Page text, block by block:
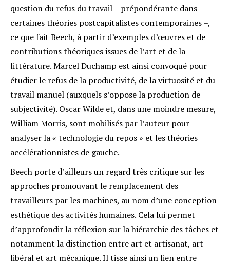
question du refus du travail – prépondérante dans
certaines théories postcapitalistes contemporaines –,
ce que fait Beech, à partir d’exemples d’œuvres et de
contributions théoriques issues de l’art et de la
littérature. Marcel Duchamp est ainsi convoqué pour
étudier le refus de la productivité, de la virtuosité et du
travail manuel (auxquels s’oppose la production de
subjectivité). Oscar Wilde et, dans une moindre mesure,
William Morris, sont mobilisés par l’auteur pour
analyser la « technologie du repos » et les théories
accélérationnistes de gauche.
Beech porte d’ailleurs un regard très critique sur les
approches promouvant le remplacement des
travailleurs par les machines, au nom d’une conception
esthétique des activités humaines. Cela lui permet
d’approfondir la réflexion sur la hiérarchie des tâches et
notamment la distinction entre art et artisanat, art
libéral et art mécanique. Il tisse ainsi un lien entre